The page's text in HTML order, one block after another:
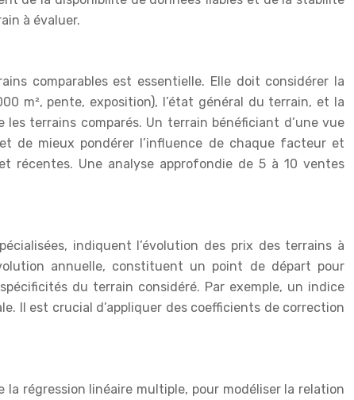
à évaluer.
comparables est essentielle. Elle doit considérer la
m², pente, exposition), l’état général du terrain, et la
terrains comparés. Un terrain bénéficiant d’une vue
de mieux pondérer l’influence de chaque facteur et
récentes. Une analyse approfondie de 5 à 10 ventes
indiquent l’évolution des prix des terrains à
annuelle, constituent un point de départ pour
du terrain considéré. Par exemple, un indice
Il est crucial d’appliquer des coefficients de correction
régression linéaire multiple, pour modéliser la relation